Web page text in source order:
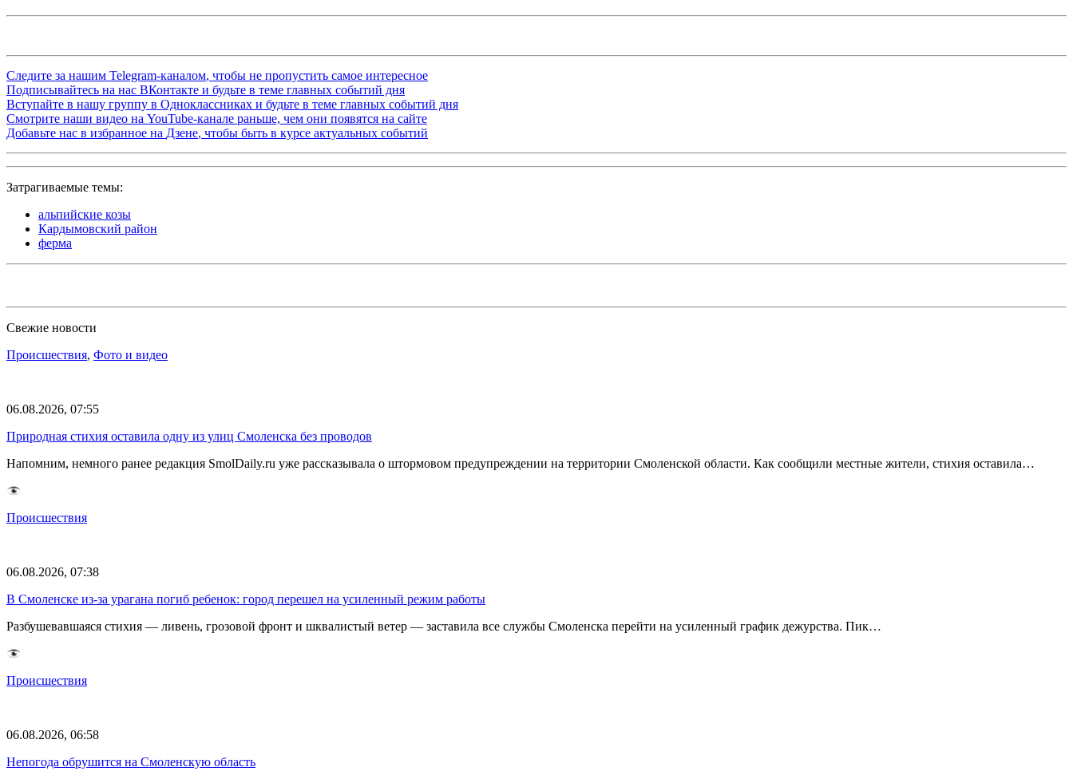
Следите за нашим Telegram-каналом, чтобы не пропустить самое интересное
Подписывайтесь на нас ВКонтакте и будьте в теме главных событий дня
Вступайте в нашу группу в Одноклассниках и будьте в теме главных событий дня
Смотрите наши видео на YouTube-канале раньше, чем они появятся на сайте
Добавьте нас в избранное на Дзене, чтобы быть в курсе актуальных событий
Затрагиваемые темы:
альпийские козы
Кардымовский район
ферма
Свежие новости
Происшествия, Фото и видео
06.08.2026, 07:55
Природная стихия оставила одну из улиц Смоленска без проводов
Напомним, немного ранее редакция SmolDaily.ru уже рассказывала о штормовом предупреждении на территории Смоленской области. Как сообщили местные жители, стихия оставила…
Происшествия
06.08.2026, 07:38
В Смоленске из-за урагана погиб ребенок: город перешел на усиленный режим работы
Разбушевавшаяся стихия — ливень, грозовой фронт и шквалистый ветер — заставила все службы Смоленска перейти на усиленный график дежурства. Пик…
Происшествия
06.08.2026, 06:58
Непогода обрушится на Смоленскую область